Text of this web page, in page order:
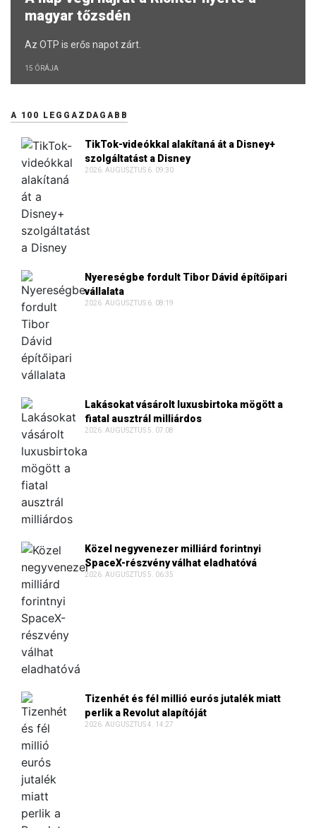
magyar tőzsdén
Az OTP is erős napot zárt.
15 ÓRÁJA
A 100 LEGGAZDAGABB
TikTok-videókkal alakítaná át a Disney+
szolgáltatást a Disney
2026. AUGUSZTUS 6. 09:30
Nyereségbe fordult Tibor Dávid építőipari
vállalata
2026. AUGUSZTUS 6. 08:19
Lakásokat vásárolt luxusbirtoka mögött a
fiatal ausztrál milliárdos
2026. AUGUSZTUS 5. 07:08
Közel negyvenezer milliárd forintnyi
SpaceX-részvény válhat eladhatóvá
2026. AUGUSZTUS 5. 06:35
Tizenhét és fél millió eurós jutalék miatt
perlik a Revolut alapítóját
2026. AUGUSZTUS 4. 14:27